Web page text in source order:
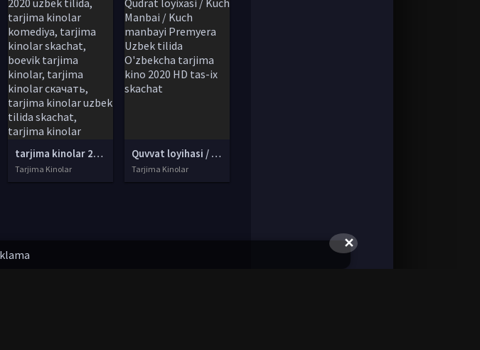
tarjima kinolar 2020 uzbek tilida, tarjima kinolar komediya, tarjima kinolar skachat, boevik tarjima kinolar, tarjima kinolar скачать, tarjima kinolar uzbek tilida skachat, tarjima kinolar saytlari, 7777.uz tarjima kinolar, tarjima kinolar skachat, t
Tarjima Kinolar
Quvvat loyihasi / Qudrat loyixasi / Kuch Manbai / Kuch manbayi Premyera Uzbek tilida O'zbekcha tarjima kino 2020 HD tas-ix skachat
Tarjima Kinolar
✕